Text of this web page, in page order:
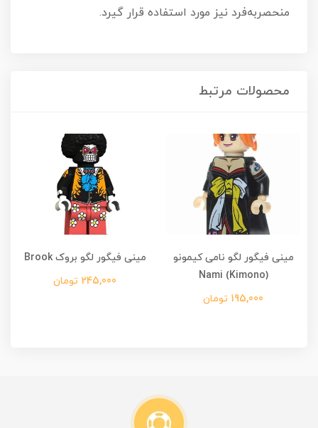
منحصربه‌فرد نیز مورد استفاده قرار گیرد.
محصولات مرتبط
مینی فیگور لگو نامی کیمونو
(Kimono) Nami
195,000 تومان
مینی فیگور لگو بروک Brook
245,000 تومان